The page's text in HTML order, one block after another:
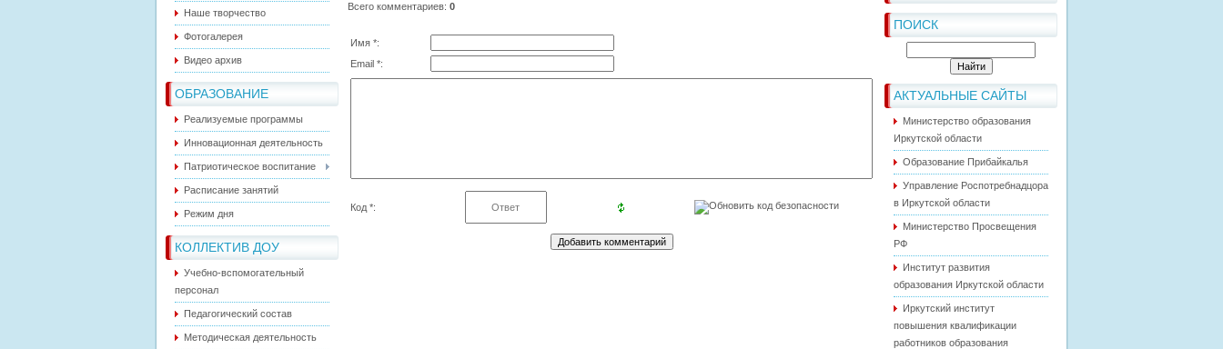
Наше творчество
Фотогалерея
Видео архив
ОБРАЗОВАНИЕ
Реализуемые программы
Инновационная деятельность
Патриотическое воспитание
Расписание занятий
Режим дня
КОЛЛЕКТИВ ДОУ
Учебно-вспомогательный
персонал
Педагогический состав
Методическая деятельность
ПОИСК
АКТУАЛЬНЫЕ САЙТЫ
Министерство образования
Иркутской области
Образование Прибайкалья
Управление Роспотребнадцора
в Иркутской области
Министерство Просвещения
РФ
Институт развития
образования Иркутской области
Иркутский институт
повышения квалификации
работников образования
Всего комментариев: 0
Имя *:
Email *:
Код *: